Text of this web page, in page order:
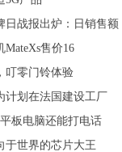
日战报出炉：日销售额
售价16
叮零门铃体验
计划在法国建设工厂
板电脑还能打电话
于世界的芯片大王